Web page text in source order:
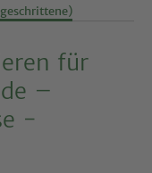
für
–
-